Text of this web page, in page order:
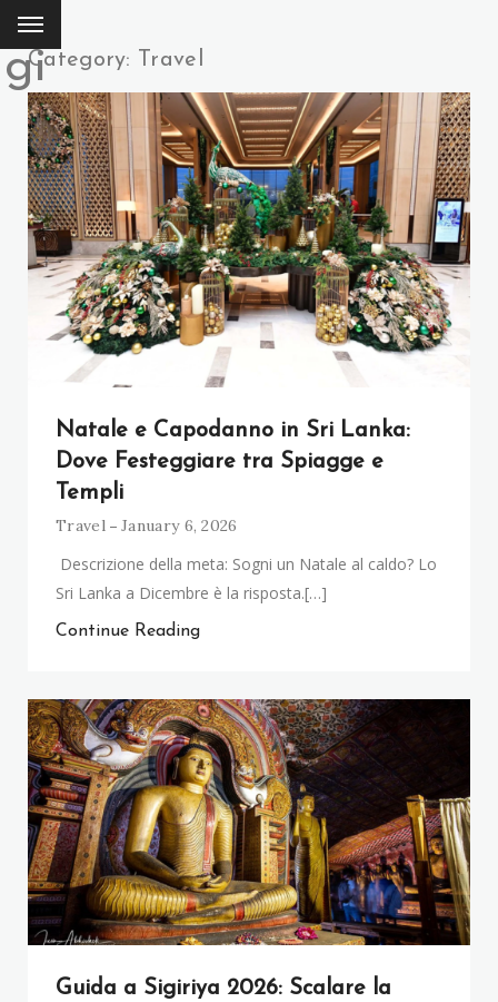
Category: Travel
Natale e Capodanno in Sri Lanka:
Dove Festeggiare tra Spiagge e
Templi
Travel January 6, 2026
Descrizione della meta: Sogni un Natale al caldo? Lo
Sri Lanka a Dicembre è la risposta.[…]
Continue Reading
Guida a Sigiriya 2026: Scalare la